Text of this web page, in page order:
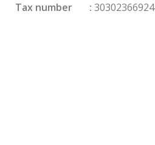
Tax number : 30302366924